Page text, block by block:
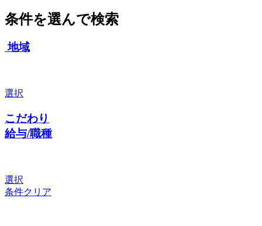
条件を選んで検索
地域
選択
こだわり
給与/職種
選択
条件クリア